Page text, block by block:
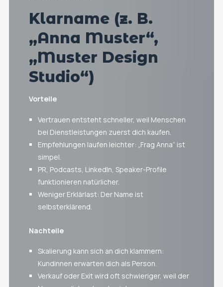
Klarname (z. B.
„Anna Muster“,
„Muster Design
Studio“)
Vorteile
Vertrauen entsteht schneller, weil Menschen
bei Dienstleistungen zuerst dich kaufen.
Empfehlungen laufen leichter: „Frag Anna“ ist
simpel.
PR, Podcasts, LinkedIn, Speaker-Profile
funktionieren natürlicher.
Weniger Erklärlast: Der Name ist
selbsterklärend.
Nachteile
Skalierung kann sich an dich klammern:
Kundinnen erwarten dich als Person.
Verkauf oder Exit wird oft schwieriger, weil der